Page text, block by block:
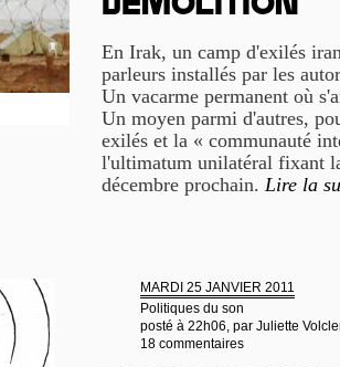
démolition
En Irak, un camp d'exilés
parleurs installés par les
Un vacarme permanent où
Un moyen parmi d'autres,
exilés et la « communauté
l'ultimatum unilatéral fixant
décembre prochain. Lire la
MARDI 25 JANVIER 2011
Politiques du son
posté à 22h06, par Juliette
18 commentaires